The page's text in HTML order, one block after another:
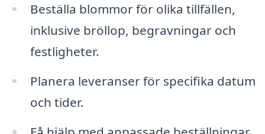
Beställa blommor för olika tillfällen,
inklusive bröllop, begravningar och
festligheter.
Planera leveranser för specifika datum
och tider.